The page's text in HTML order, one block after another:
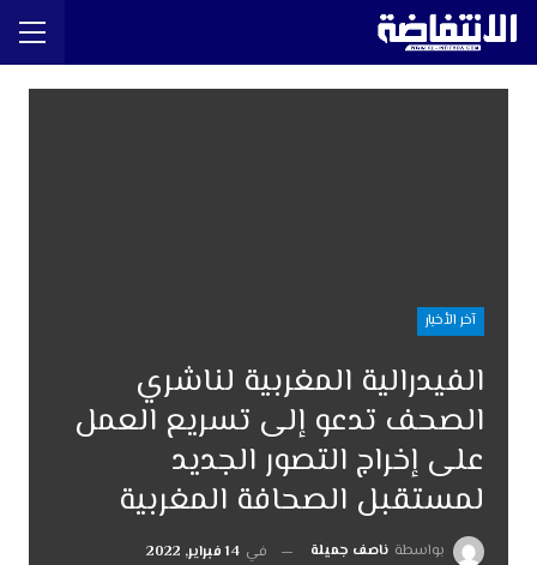
آخر الأخبار
الفيدرالية المغربية لناشري
الصحف تدعو إلى تسريع العمل
على إخراج التصور الجديد
لمستقبل الصحافة المغربية
بواسطة ناصف جميلة في 14 فبراير, 2022